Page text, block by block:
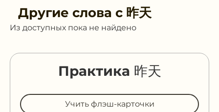
Другие слова с 昨天
Из доступных пока не найдено
Практика 昨天
Учить флэш-карточки